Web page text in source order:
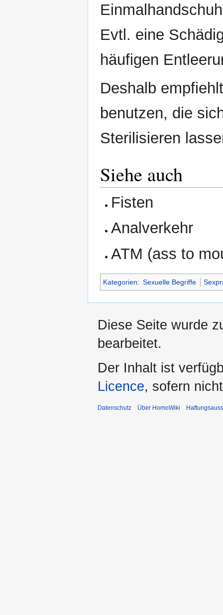
Evtl. eine
häufigen
Deshalb
benutzen, die
Sterilisieren
Siehe auch
Fisten
Analverkehr
ATM (ass to
Kategorien: Sexuelle Begriffe
Diese Seite wurde
bearbeitet.
Der Inhalt ist
Licence, sofern
Datenschutz Über HomoWiki